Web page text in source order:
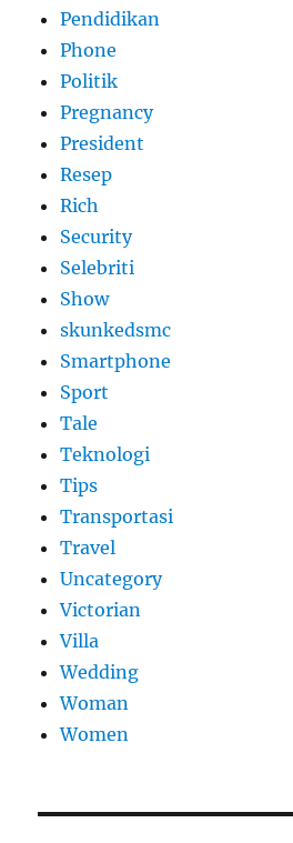
Pendidikan
Phone
Politik
Pregnancy
President
Resep
Rich
Security
Selebriti
Show
skunkedsmc
Smartphone
Sport
Tale
Teknologi
Tips
Transportasi
Travel
Uncategory
Victorian
Villa
Wedding
Woman
Women